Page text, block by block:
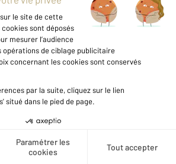
Créer une alerte
est notée
Avis authentifiés par
Qualitelis
tous les avis clients